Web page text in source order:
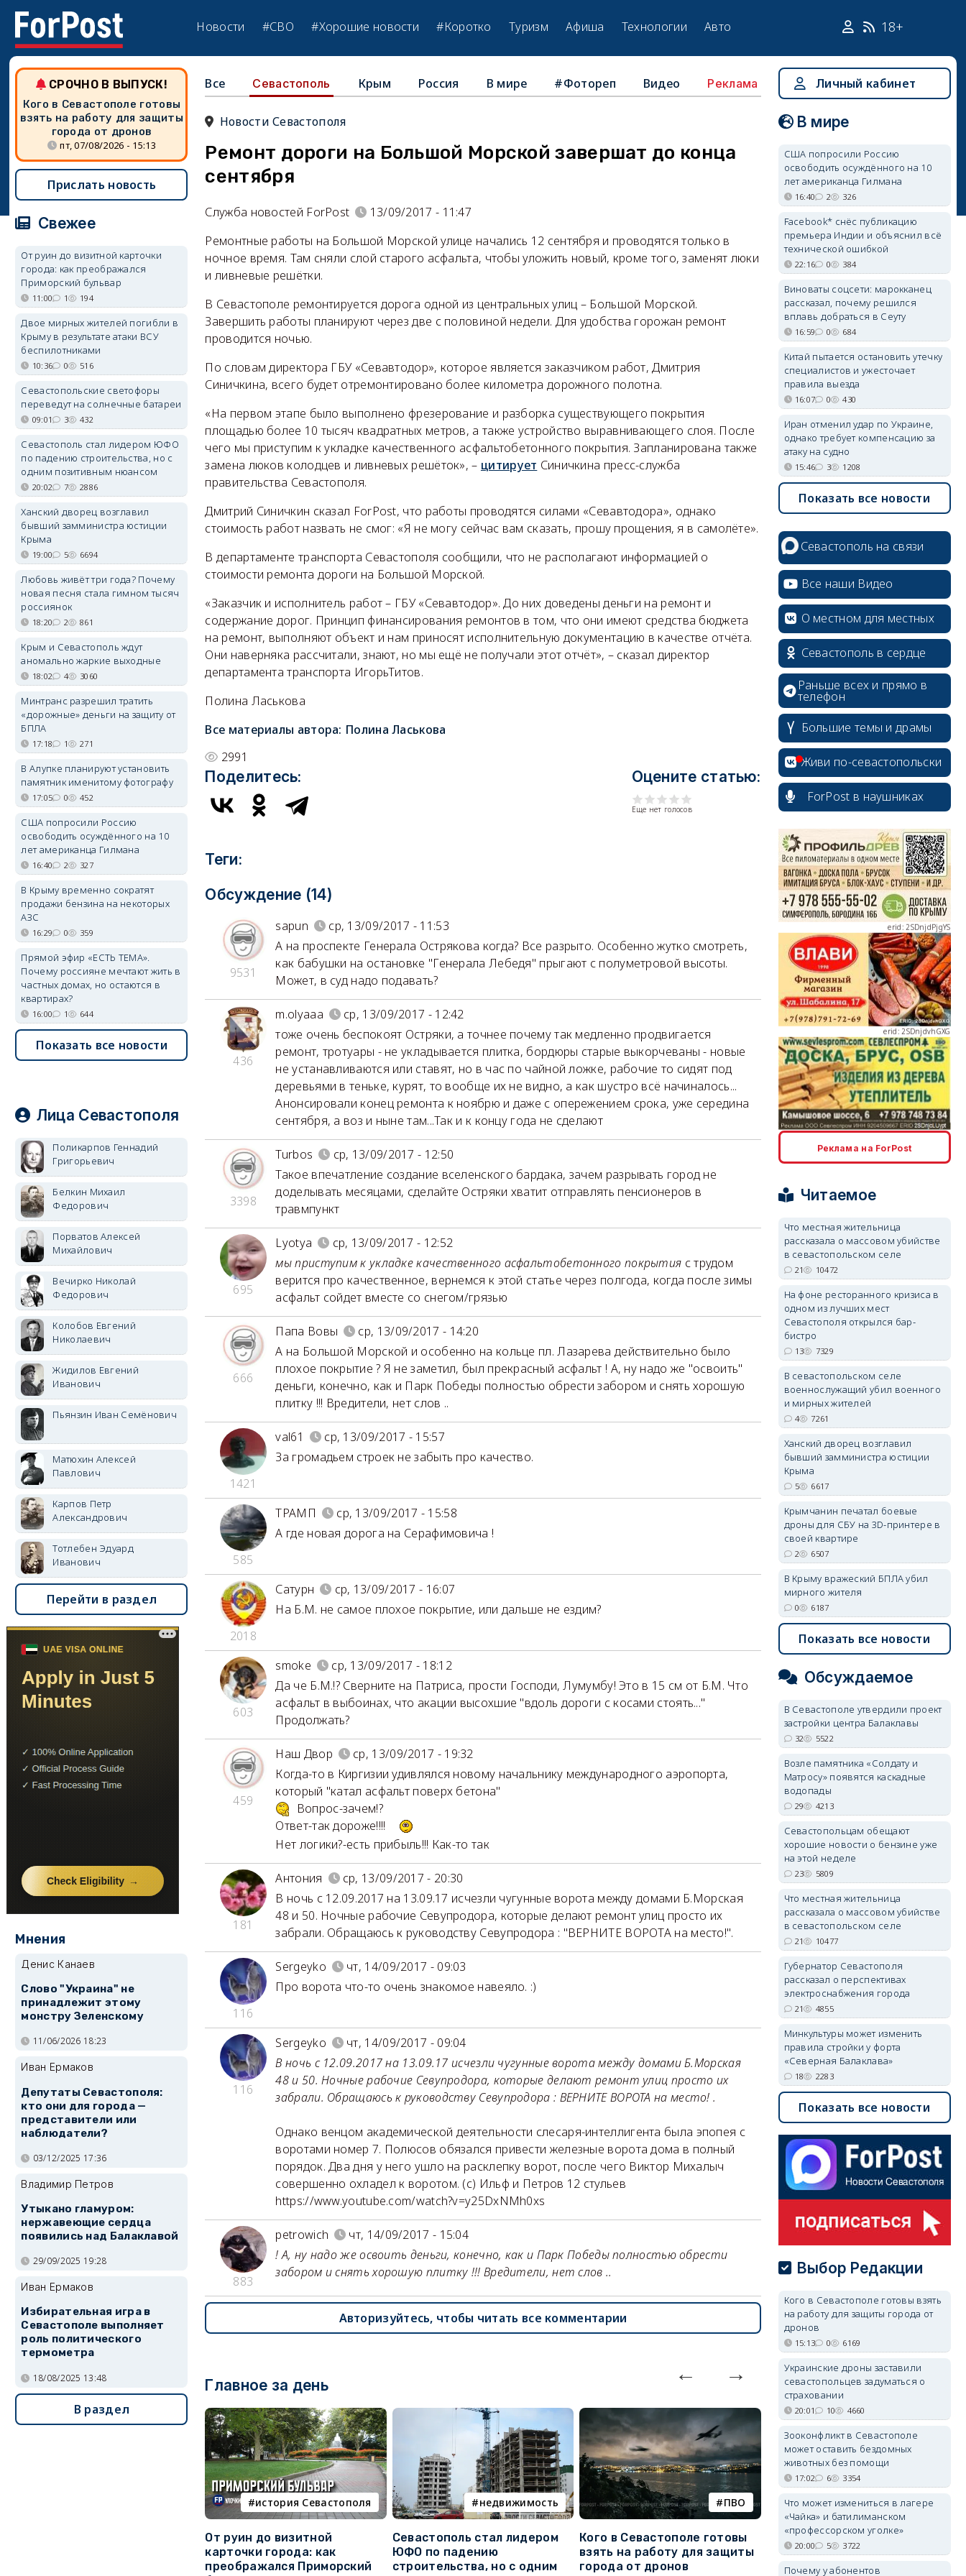
Новости #СВО #Хорошие новости #Коротко Туризм Афиша Технологии Авто 18+
Все Севастополь Крым Россия В мире #Фотореп Видео Реклама
Новости Севастополя
Ремонт дороги на Большой Морской завершат до конца
сентября
Служба новостей ForPost
13/09/2017 - 11:47
Ремонтные работы на Большой Морской улице начались 12 сентября и проводятся только в
ночное время. Там сняли слой старого асфальта, чтобы уложить новый, кроме того, заменят люки
и ливневые решётки.
В Севастополе ремонтируется дорога одной из центральных улиц – Большой Морской.
Завершить работы планируют через две с половиной недели. Для удобства горожан ремонт
проводится ночью.
По словам директора ГБУ «Севавтодор», которое является заказчиком работ, Дмитрия
Синичкина, всего будет отремонтировано более километра дорожного полотна.
«На первом этапе было выполнено фрезерование и разборка существующего покрытия
площадью более 10 тысяч квадратных метров, а также устройство выравнивающего слоя. После
чего мы приступим к укладке качественного асфальтобетонного покрытия. Запланирована также
замена люков колодцев и ливневых решёток», – цитирует Синичкина пресс-служба
правительства Севастополя.
Дмитрий Синичкин сказал ForPost, что работы проводятся силами «Севавтодора», однако
стоимость работ назвать не смог: «Я не могу сейчас вам сказать, прошу прощения, я в самолёте».
В департаменте транспорта Севастополя сообщили, что не располагают информацией о
стоимости ремонта дороги на Большой Морской.
«Заказчик и исполнитель работ – ГБУ «Севавтодор». До них доведены деньги на ремонт и
содержание дорог. Принцип финансирования ремонтов в том, что они имеют средства бюджета
на ремонт, выполняют объект и нам приносят исполнительную документацию в качестве отчёта.
Они наверняка рассчитали, знают, но мы ещё не получали этот отчёт», – сказал директор
департамента транспорта ИгорьТитов.
Полина Ласькова
Все материалы автора: Полина Ласькова
2991
Поделитесь: Оцените статью:
Еще нет голосов
Теги:
Обсуждение (14)
9531
sapun
ср, 13/09/2017 - 11:53
А на проспекте Генерала Острякова когда? Все разрыто. Особенно жутко смотреть,
как бабушки на остановке "Генерала Лебедя" прыгают с полуметровой высоты.
Может, в суд надо подавать?
436
m.olyaaa
ср, 13/09/2017 - 12:42
тоже очень беспокоят Остряки, а точнее почему так медленно продвигается
ремонт, тротуары - не укладывается плитка, бордюры старые выкорчеваны - новые
не устанавливаются или ставят, но в час по чайной ложке, рабочие то сидят под
деревьями в теньке, курят, то вообще их не видно, а как шустро всё начиналось...
Анонсировали конец ремонта к ноябрю и даже с опережением срока, уже середина
сентября, а воз и ныне там...Так и к концу года не сделают
3398
Turbos
ср, 13/09/2017 - 12:50
Такое впечатление создание вселенского бардака, зачем разрывать город не
доделывать месяцами, сделайте Остряки хватит отправлять пенсионеров в
травмпункт
695
Lyotya
ср, 13/09/2017 - 12:52
мы приступим к укладке качественного асфальтобетонного покрытия с трудом
верится про качественное, вернемся к этой статье через полгода, когда после зимы
асфальт сойдет вместе со снегом/грязью
666
Папа Вовы
ср, 13/09/2017 - 14:20
А на Большой Морской и особенно на кольце пл. Лазарева действительно было
плохое покрытие ? Я не заметил, был прекрасный асфальт ! А, ну надо же "освоить"
деньги, конечно, как и Парк Победы полностью обрести забором и снять хорошую
плитку !!! Вредители, нет слов ..
1421
val61
ср, 13/09/2017 - 15:57
За громадьем строек не забыть про качество.
585
ТРАМП
ср, 13/09/2017 - 15:58
А где новая дорога на Серафимовича !
2018
Сатурн
ср, 13/09/2017 - 16:07
На Б.М. не самое плохое покрытие, или дальше не ездим?
603
smoke
ср, 13/09/2017 - 18:12
Да че Б.М.!? Сверните на Патриса, прости Господи, Лумумбу! Это в 15 см от Б.М. Что
асфальт в выбоинах, что акации высохшие "вдоль дороги с косами стоять..."
Продолжать?
459
Наш Двор
ср, 13/09/2017 - 19:32
Когда-то в Киргизии удивлялся новому начальнику международного аэропорта,
который "катал асфальт поверх бетона"
Вопрос-зачем!?
Ответ-так дороже!!!!
Нет логики?-есть прибыль!!! Как-то так
181
Антония
ср, 13/09/2017 - 20:30
В ночь с 12.09.2017 на 13.09.17 исчезли чугунные ворота между домами Б.Морская
48 и 50. Ночные рабочие Севупродора, которые делают ремонт улиц просто их
забрали. Обращаюсь к руководству Севупродора : "ВЕРНИТЕ ВОРОТА на место!".
116
Sergeyko
чт, 14/09/2017 - 09:03
Про ворота что-то очень знакомое навеяло. :)
116
Sergeyko
чт, 14/09/2017 - 09:04
В ночь с 12.09.2017 на 13.09.17 исчезли чугунные ворота между домами Б.Морская
48 и 50. Ночные рабочие Севупродора, которые делают ремонт улиц просто их
забрали. Обращаюсь к руководству Севупродора : ВЕРНИТЕ ВОРОТА на место! .
Однако венцом академической деятельности слесаря-интеллигента была эпопея с
воротами номер 7. Полюсов обязался привести железные ворота дома в полный
порядок. Два дня у него ушло на расклепку ворот, после чего Виктор Михалыч
совершенно охладел к воротом. (с) Ильф и Петров 12 стульев
https://www.youtube.com/watch?v=y25DxNMh0xs
883
petrowich
чт, 14/09/2017 - 15:04
! А, ну надо же освоить деньги, конечно, как и Парк Победы полностью обрести
забором и снять хорошую плитку !!! Вредители, нет слов ..
Авторизуйтесь, чтобы читать все комментарии
Главное за день
история Севастополя
От руин до визитной
карточки города: как
преображался Приморский
недвижимость
Севастополь стал лидером
ЮФО по падению
строительства, но с одним
ПВО
Кого в Севастополе готовы
взять на работу для защиты
города от дронов
катера
Украинский БЭК выгнал
отдыхающих с пляжей Ялты
СРОЧНО В ВЫПУСК!
Кого в Севастополе готовы
взять на работу для защиты
города от дронов
пт, 07/08/2026 - 15:13
Прислать новость
Свежее
От руин до визитной карточки
города: как преображался
Приморский бульвар
11:00 1 194
Двое мирных жителей погибли в
Крыму в результате атаки ВСУ
беспилотниками
10:36 0 516
Севастопольские светофоры
переведут на солнечные батареи
09:01 3 432
Севастополь стал лидером ЮФО
по падению строительства, но с
одним позитивным нюансом
20:02 7 2886
Ханский дворец возглавил
бывший замминистра юстиции
Крыма
19:00 5 6694
Любовь живёт три года? Почему
новая песня стала гимном тысяч
россиянок
18:20 2 861
Крым и Севастополь ждут
аномально жаркие выходные
18:02 4 3060
Минтранс разрешил тратить
«дорожные» деньги на защиту от
БПЛА
17:18 1 271
В Алупке планируют установить
памятник именитому фотографу
17:05 0 452
США попросили Россию
освободить осуждённого на 10
лет американца Гилмана
16:40 2 327
В Крыму временно сократят
продажи бензина на некоторых
АЗС
16:29 0 359
Прямой эфир «ЕСТЬ ТЕМА».
Почему россияне мечтают жить в
частных домах, но остаются в
квартирах?
16:00 1 644
Показать все новости
Лица Севастополя
Поликарпов Геннадий
Григорьевич
Белкин Михаил
Федорович
Порватов Алексей
Михайлович
Вечирко Николай
Федорович
Колобов Евгений
Николаевич
Жидилов Евгений
Иванович
Пьянзин Иван Семёнович
Матюхин Алексей
Павлович
Карпов Петр
Александрович
Тотлебен Эдуард
Иванович
Перейти в раздел
Мнения
Денис Канаев
Слово "Украина" не
принадлежит этому
монстру Зеленскому
11/06/2026 18:23
Иван Ермаков
Депутаты Севастополя:
кто они для города —
представители или
наблюдатели?
03/12/2025 17:36
Владимир Петров
Утыкано гламуром:
нержавеющие сердца
появились над Балаклавой
29/09/2025 19:28
Иван Ермаков
Избирательная игра в
Севастополе выполняет
роль политического
термометра
18/08/2025 13:48
В раздел
Личный кабинет
В мире
США попросили Россию
освободить осуждённого на 10
лет американца Гилмана
16:40 2 326
Facebook* снёс публикацию
премьера Индии и объяснил всё
технической ошибкой
22:16 0 384
Виноваты соцсети: марокканец
рассказал, почему решился
вплавь добраться в Сеуту
16:59 0 684
Китай пытается остановить утечку
специалистов и ужесточает
правила выезда
16:07 0 430
Иран отменил удар по Украине,
однако требует компенсацию за
атаку на судно
15:46 3 1208
Показать все новости
Севастополь на связи
Все наши Видео
О местном для местных
Севастополь в сердце
Раньше всех и прямо в
телефон
Большие темы и драмы
Живи по-севастопольски
ForPost в наушниках
erid: 2SDnjcrDNw6
erid: 2SDnjdPjgYS
erid: 2SDnjdvhGXG
erid: 2SDnjcLUypt
erid: 2SDnjdPjgYS
Реклама на ForPost
Читаемое
Что местная жительница
рассказала о массовом убийстве
в севастопольском селе
21 10472
На фоне ресторанного кризиса в
одном из лучших мест
Севастополя открылся бар-
бистро
13 7329
В севастопольском селе
военнослужащий убил военного
и мирных жителей
4 7261
Ханский дворец возглавил
бывший замминистра юстиции
Крыма
5 6617
Крымчанин печатал боевые
дроны для СБУ на 3D-принтере в
своей квартире
2 6507
В Крыму вражеский БПЛА убил
мирного жителя
0 6187
Показать все новости
Обсуждаемое
В Севастополе утвердили проект
застройки центра Балаклавы
32 5522
Возле памятника «Солдату и
Матросу» появятся каскадные
водопады
29 4213
Севастопольцам обещают
хорошие новости о бензине уже
на этой неделе
23 5809
Что местная жительница
рассказала о массовом убийстве
в севастопольском селе
21 10477
Губернатор Севастополя
рассказал о перспективах
электроснабжения города
21 4855
Минкультуры может изменить
правила стройки у форта
«Северная Балаклава»
18 2283
Показать все новости
Выбор Редакции
Кого в Севастополе готовы взять
на работу для защиты города от
дронов
15:13 0 6169
Украинские дроны заставили
севастопольцев задуматься о
страховании
20:01 10 4660
Зооконфликт в Севастополе
может оставить бездомных
животных без помощи
17:02 6 3354
Что может измениться в лагере
«Чайка» и батилиманском
«профессорском уголке»
20:00 5 3722
Почему у абонентов